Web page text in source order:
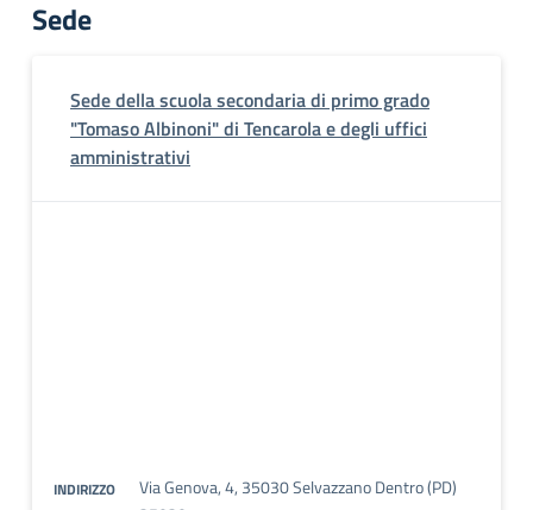
Sede
Sede della scuola secondaria di primo grado
"Tomaso Albinoni" di Tencarola e degli uffici
amministrativi
INDIRIZZO Via Genova, 4, 35030 Selvazzano Dentro (PD)